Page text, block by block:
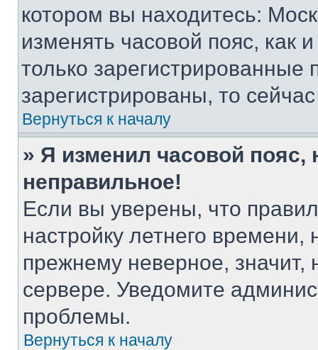
котором вы находитесь:
изменять часовой пояс, как
только
зарегистрированы, то
Вернуться к началу
» Я изменил часовой пояс,
неправильное!
Если вы уверены, что
настройку летнего
прежнему неверное, значит,
сервере. Уведомите
проблемы.
Вернуться к началу